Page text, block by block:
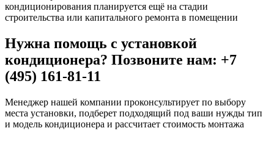
кондиционирования планируется ещё на стадии
строительства или капитального ремонта в помещении
Нужна помощь с установкой
кондиционера? Позвоните нам: +7
(495) 161-81-11
Менеджер нашей компании проконсультирует по выбору
места установки, подберет подходящий под ваши нужды тип
и модель кондиционера и рассчитает стоимость монтажа